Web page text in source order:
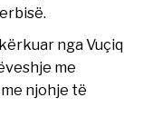
nga Vuçiq
me
njohje të